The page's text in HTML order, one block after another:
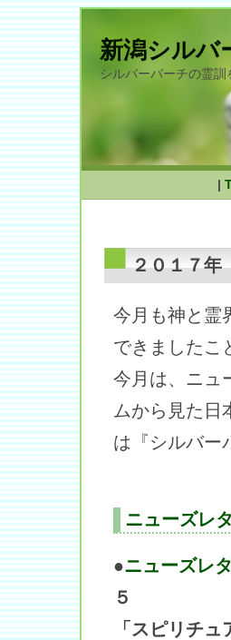
新潟シルバ
シルバーバーチの霊
|
２０１７
今月も神と霊
できましたこ
今月は、ニュ
ムから見た
は『シルバ
ニューズレ
●ニューズレ
５
「スピリチ